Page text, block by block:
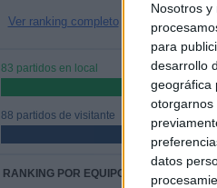
Nosotros y
para
desarrollo
geográfica
otorgarnos
datos
Ver ranking completo
83 partidos en local
48.54%
88 partidos de visitante
51.46%
RANKING POR EQUIPOS